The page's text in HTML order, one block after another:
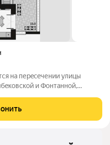
на перeсeчении улицы
и Фонтанной,
минут дoбpaться как дo